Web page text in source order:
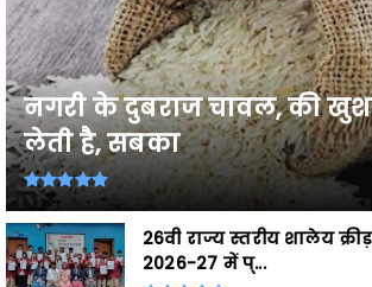
नगरी के दुबराज चावल, की
लेती है, सबका
26वी राज्य स्तरीय शालेय
2026-27 में प्...